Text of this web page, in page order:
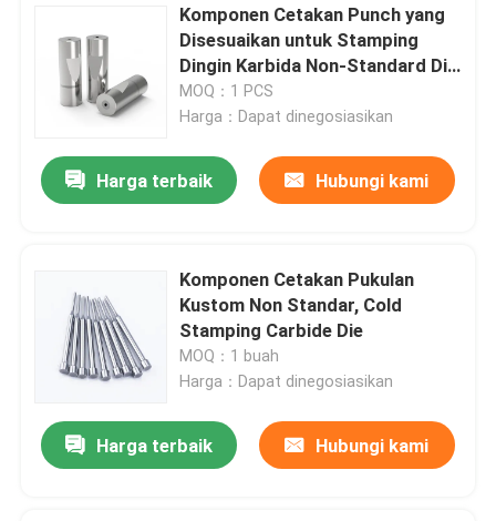
Komponen Cetakan Punch yang
Disesuaikan untuk Stamping
Dingin Karbida Non-Standard Die
dengan Keakuratan Presisi
Tinggi
MOQ：1 PCS
Harga：Dapat dinegosiasikan
Harga terbaik Hubungi kami
Komponen Cetakan Pukulan
Kustom Non Standar, Cold
Stamping Carbide Die
MOQ：1 buah
Harga：Dapat dinegosiasikan
Harga terbaik Hubungi kami